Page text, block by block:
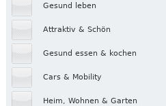
Gesund leben
Attraktiv & Schön
Gesund essen & kochen
Cars & Mobility
Heim, Wohnen & Garten